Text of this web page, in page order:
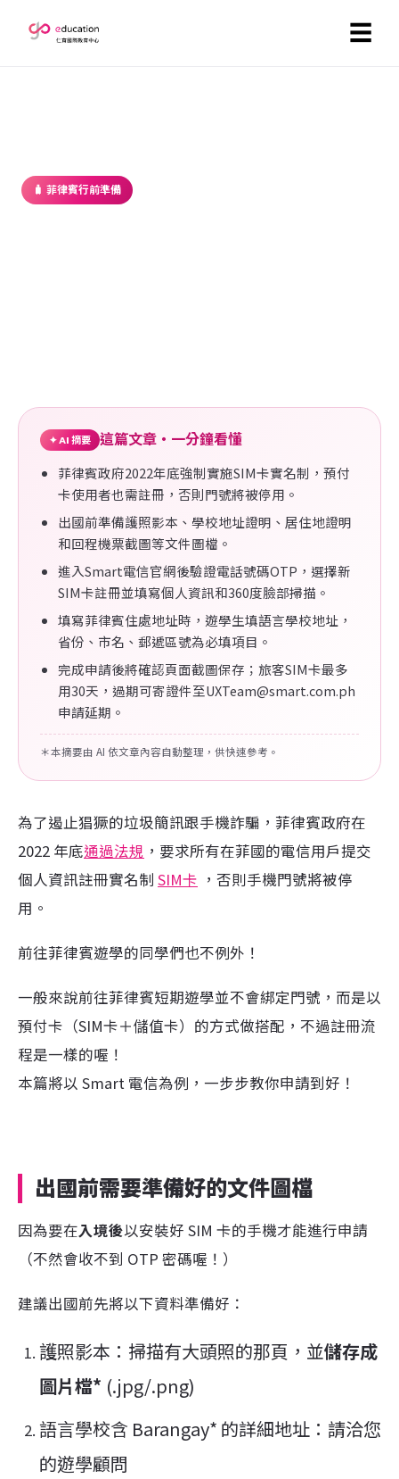
☰
🧳 菲律賓行前準備
✦ AI 摘要 這篇文章・一分鐘看懂
菲律賓政府2022年底強制實施SIM卡實名制，預付
卡使用者也需註冊，否則門號將被停用。
出國前準備護照影本、學校地址證明、居住地證明
和回程機票截圖等文件圖檔。
進入Smart電信官網後驗證電話號碼OTP，選擇新
SIM卡註冊並填寫個人資訊和360度臉部掃描。
填寫菲律賓住處地址時，遊學生填語言學校地址，
省份、市名、郵遞區號為必填項目。
完成申請後將確認頁面截圖保存；旅客SIM卡最多
用30天，過期可寄證件至UXTeam@smart.com.ph
申請延期。
＊本摘要由 AI 依文章內容自動整理，供快速參考。
為了遏止猖獗的垃圾簡訊跟手機詐騙，菲律賓政府在
2022 年底通過法規 ，要求所有在菲國的電信用戶提交
個人資訊註冊實名制 SIM卡 ，否則手機門號將被停
用。
前往菲律賓遊學的同學們也不例外！
一般來說前往菲律賓短期遊學並不會綁定門號，而是以
預付卡（SIM卡＋儲值卡）的方式做搭配，不過註冊流
程是一樣的喔！
本篇將以 Smart 電信為例，一步步教你申請到好！
出國前需要準備好的文件圖檔
因為要在入境後以安裝好 SIM 卡的手機才能進行申請
（不然會收不到 OTP 密碼喔！）
建議出國前先將以下資料準備好：
護照影本：掃描有大頭照的那頁，並儲存成
圖片檔* (.jpg/.png)
語言學校含 Barangay* 的詳細地址：請洽您
的遊學顧問